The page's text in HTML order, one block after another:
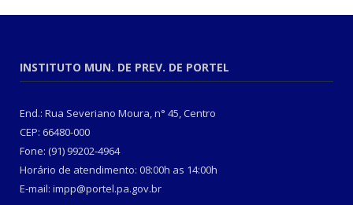
INSTITUTO MUN. DE PREV. DE PORTEL
End.: Rua Severiano Moura, n° 45, Centro
CEP: 66480-000
Fone: (91) 99202-4964
Horário de atendimento: 08:00h as 14:00h
E-mail: impp@portel.pa.gov.br